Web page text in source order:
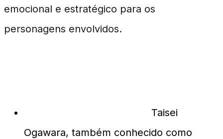
emocional e estratégico para os
personagens envolvidos.
Taisei
Ogawara, também conhecido como